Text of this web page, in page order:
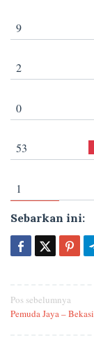
9
2
0
53
1
Sebarkan ini:
Navigasi
pos
Pos sebelumnya
Pemuda Jaya –